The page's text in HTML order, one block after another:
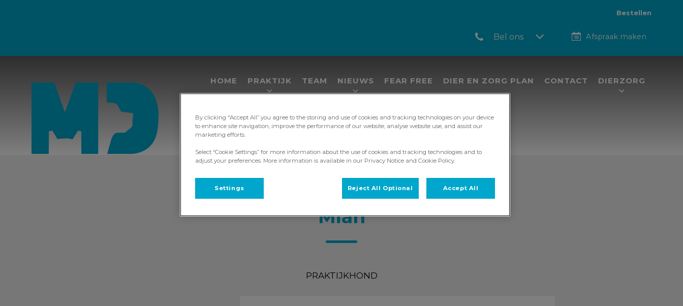
Bestellen
Bel ons Afspraak maken
Homepage Mijn Dierenarts
HOME PRAKTIJK TEAM NIEUWS FEAR FREE DIER EN ZORG PLAN CONTACT DIERZORG
Miah
PRAKTIJKHOND
By clicking “Accept All” you agree to the storing and use of cookies and tracking technologies on your device
to enhance site navigation, improve the performance of our website, analyse website use, and assist our
marketing efforts.
Select “Cookie Settings” for more information about the use of cookies and tracking technologies and to
adjust your preferences. More information is available in our Privacy Notice and Cookie Policy.
Settings Reject All Optional Accept All